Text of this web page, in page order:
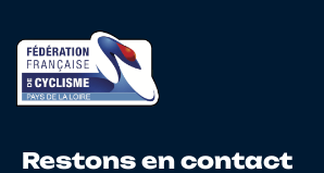
19 10072319443
Restons en contact